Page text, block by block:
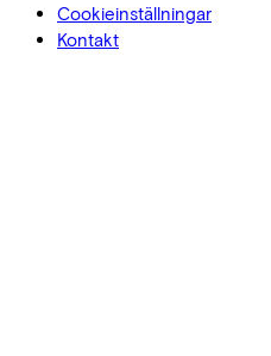
Cookieinställningar
Kontakt